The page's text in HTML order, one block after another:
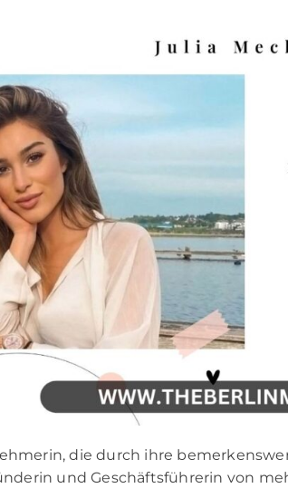
die durch ihre
und Geschäftsführerin von